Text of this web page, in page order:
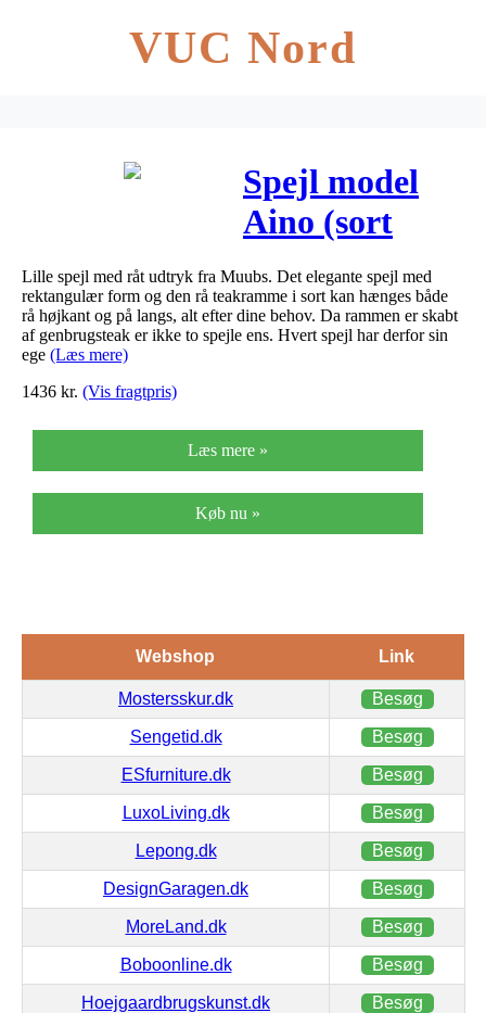
VUC Nord
Spejl model
Aino (sort
teakramme) –
60×90 cm
Lille spejl med råt udtryk fra Muubs. Det elegante spejl med
rektangulær form og den rå teakramme i sort kan hænges både
rå højkant og på langs, alt efter dine behov. Da rammen er skabt
af genbrugsteak er ikke to spejle ens. Hvert spejl har derfor sin
ege (Læs mere)
1436 kr. (Vis fragtpris)
Læs mere »
Køb nu »
Webshop Link
Mostersskur.dk Besøg
Sengetid.dk Besøg
ESfurniture.dk Besøg
LuxoLiving.dk Besøg
Lepong.dk Besøg
DesignGaragen.dk Besøg
MoreLand.dk Besøg
Boboonline.dk Besøg
Hoejgaardbrugskunst.dk Besøg